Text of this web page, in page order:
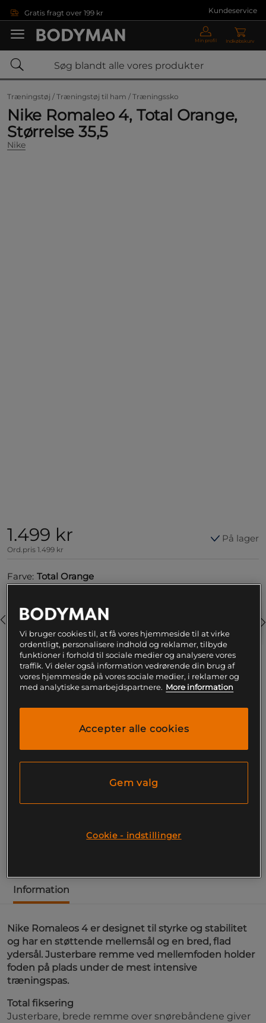
Gratis fragt over 199 kr Kundeservice
Min profil Indkøbskurv
Træningstøj / Træningstøj til ham / Træningssko
Nike Romaleo 4, Total Orange,
Størrelse 35,5
Nike
1.499 kr
Ord.pris 1.499 kr
På lager
Farve: Total Orange
35 1/2
kr
retur
fortrydelsesret
Information
Nike Romaleos 4 er designet til styrke og stabilitet
og har en støttende mellemsål og en bred, flad
ydersål. Justerbare remme ved mellemfoden holder
foden på plads under de mest intensive
træningspas.
Total fiksering
Justerbare, brede remme over snørebåndene giver
Vi bruger cookies til, at få vores hjemmeside til at virke
ordentligt, personalisere indhold og reklamer, tilbyde
funktioner i forhold til sociale medier og analysere vores
traffik. Vi deler også information vedrørende din brug af
vores hjemmeside på vores sociale medier, i reklamer og
med analytiske samarbejdspartnere. More information
Accepter alle cookies
Gem valg
Cookie - indstillinger